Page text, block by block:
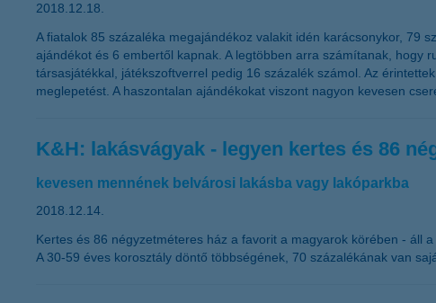
2018.12.18.
A fiatalok 85 százaléka megajándékoz valakit idén karácsonykor, 79
ajándékot és 6 embertől kapnak. A legtöbben arra számítanak, hogy
társasjátékkal, játékszoftverrel pedig 16 százalék számol. Az
meglepetést. A haszontalan ajándékokat viszont nagyon kevesen
K&H: lakásvágyak - legyen kertes és 86
kevesen mennének belvárosi lakásba vagy lakóparkba
2018.12.14.
Kertes és 86 négyzetméteres ház a favorit a magyarok körében - áll
A 30-59 éves korosztály döntő többségének, 70 százalékának van